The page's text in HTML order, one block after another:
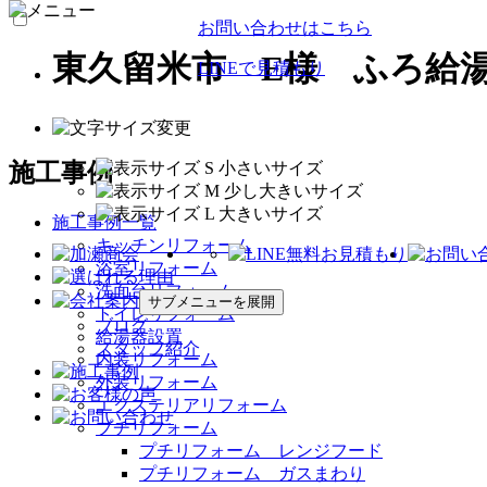
東久留米市 E様 ふろ給
サブメニューを展開
ブログ
スタッフ紹介
施工事例
施工事例一覧
キッチンリフォーム
浴室リフォーム
洗面台リフォーム
トイレリフォーム
給湯器設置
内装リフォーム
外装リフォーム
エクステリアリフォーム
プチリフォーム
プチリフォーム レンジフード
プチリフォーム ガスまわり
お問い合わせはこちら
LINEで見積もり